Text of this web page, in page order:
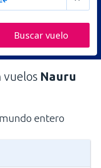
Buscar vuelo
vuelos Nauru
entero